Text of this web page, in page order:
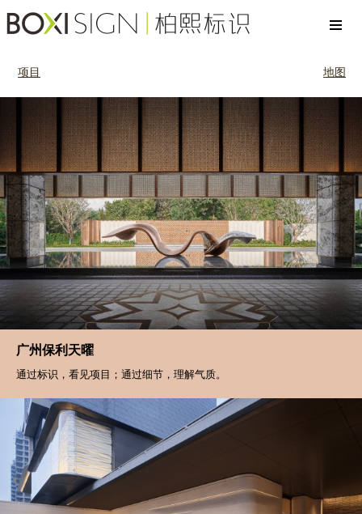
项目 地图
广州保利天曜
通过标识，看见项目；通过细节，理解气质。